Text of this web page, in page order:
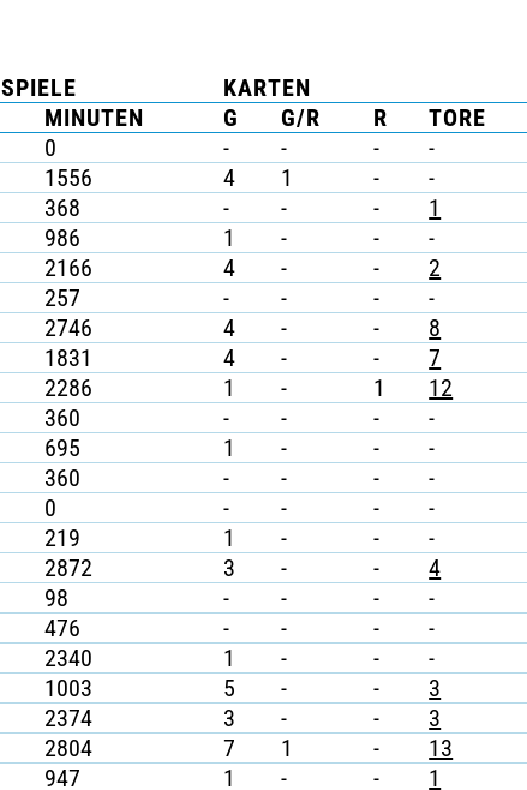
SPIELE KARTEN
MINUTEN G G/R R TORE
0 - - - -
1556 4 1 - -
368 - - - 1
986 1 - - -
2166 4 - - 2
257 - - - -
2746 4 - - 8
1831 4 - - 7
2286 1 - 1 12
360 - - - -
695 1 - - -
360 - - - -
0 - - - -
219 1 - - -
2872 3 - - 4
98 - - - -
476 - - - -
2340 1 - - -
1003 5 - - 3
2374 3 - - 3
2804 7 1 - 13
947 1 - - 1